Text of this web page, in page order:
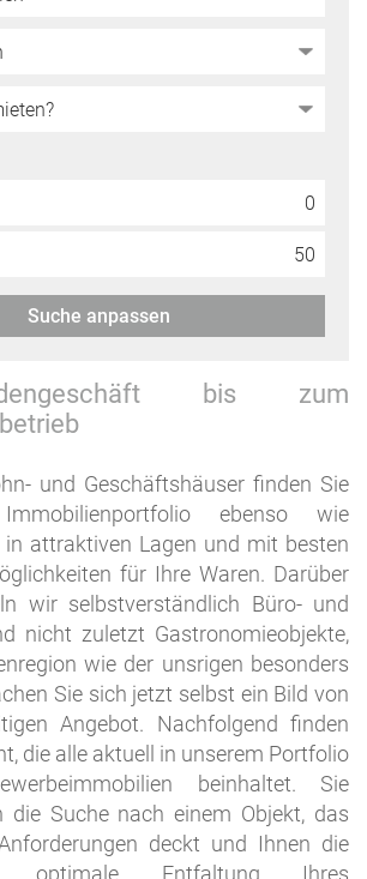
Suche anpassen
bis zum
und Geschäftshäuser finden Sie
ebenso wie
in attraktiven Lagen und mit besten
für Ihre Waren. Darüber
wir selbstverständlich Büro- und
nicht zuletzt Gastronomieobjekte,
wie der unsrigen besonders
Sie sich jetzt selbst ein Bild von
Angebot. Nachfolgend finden
die alle aktuell in unserem Portfolio
beinhaltet. Sie
die Suche nach einem Objekt, das
deckt und Ihnen die
optimale Entfaltung Ihres